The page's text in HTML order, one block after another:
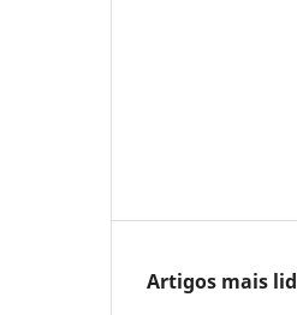
Artigos mais